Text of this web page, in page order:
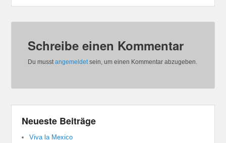
Schreibe einen Kommentar
Du musstangemeldet sein, um einen Kommentar abzugeben.
Neueste Beiträge
Viva la Mexico